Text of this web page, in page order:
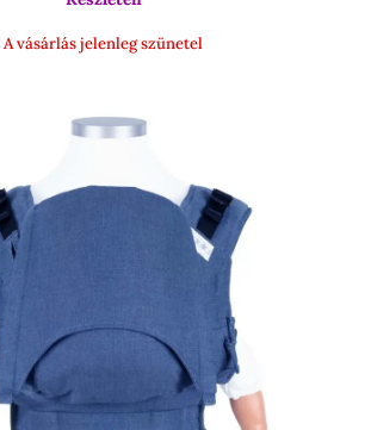
A vásárlás jelenleg szünetel